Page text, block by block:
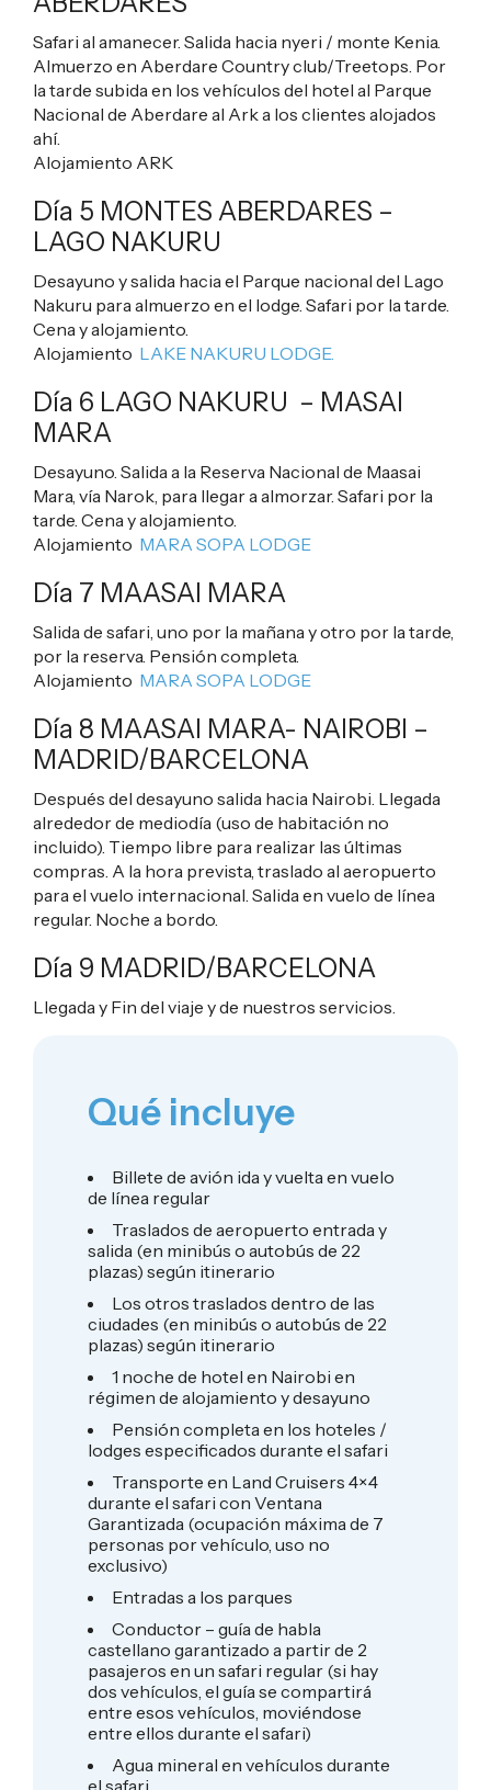
Safari al amanecer. Salida hacia nyeri / monte Kenia.
Almuerzo en Aberdare Country club/Treetops. Por
la tarde subida en los vehículos del hotel al Parque
Nacional de Aberdare al Ark a los clientes alojados
ahí.
Alojamiento ARK
Día 5 MONTES ABERDARES –
LAGO NAKURU
Desayuno y salida hacia el Parque nacional del Lago
Nakuru para almuerzo en el lodge. Safari por la tarde.
Cena y alojamiento.
Alojamiento LAKE NAKURU LODGE.
Día 6 LAGO NAKURU – MASAI
MARA
Desayuno. Salida a la Reserva Nacional de Maasai
Mara, vía Narok, para llegar a almorzar. Safari por la
tarde. Cena y alojamiento.
Alojamiento MARA SOPA LODGE
Día 7 MAASAI MARA
Salida de safari, uno por la mañana y otro por la tarde,
por la reserva. Pensión completa.
Alojamiento MARA SOPA LODGE
Día 8 MAASAI MARA- NAIROBI –
MADRID/BARCELONA
Después del desayuno salida hacia Nairobi. Llegada
alrededor de mediodía (uso de habitación no
incluido). Tiempo libre para realizar las últimas
compras. A la hora prevista, traslado al aeropuerto
para el vuelo internacional. Salida en vuelo de línea
regular. Noche a bordo.
Día 9 MADRID/BARCELONA
Llegada y Fin del viaje y de nuestros servicios.
Qué incluye
Billete de avión ida y vuelta en vuelo
de línea regular
Traslados de aeropuerto entrada y
salida (en minibús o autobús de 22
plazas) según itinerario
Los otros traslados dentro de las
ciudades (en minibús o autobús de 22
plazas) según itinerario
1 noche de hotel en Nairobi en
régimen de alojamiento y desayuno
Pensión completa en los hoteles /
lodges especificados durante el safari
Transporte en Land Cruisers 4×4
durante el safari con Ventana
Garantizada (ocupación máxima de 7
personas por vehículo, uso no
exclusivo)
Entradas a los parques
Conductor – guía de habla
castellano garantizado a partir de 2
pasajeros en un safari regular (si hay
dos vehículos, el guía se compartirá
entre esos vehículos, moviéndose
entre ellos durante el safari)
Agua mineral en vehículos durante